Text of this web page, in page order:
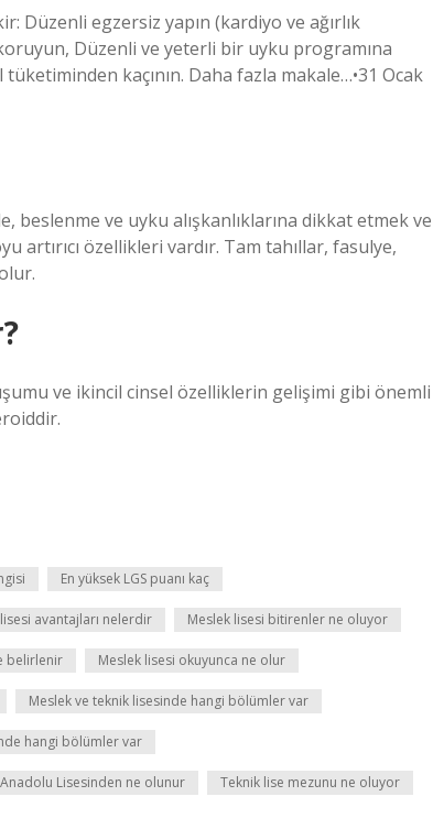
Düzenli egzersiz yapın (kardiyo ve ağırlık
Düzenli ve yeterli bir uyku programına
kaçının. Daha fazla makale…•31 Ocak
beslenme ve uyku alışkanlıklarına dikkat etmek ve
artırıcı özellikleri vardır. Tam tahıllar, fasulye,
ve ikincil cinsel özelliklerin gelişimi gibi önemli
En yüksek LGS puanı kaç
avantajları nelerdir Meslek lisesi bitirenler ne oluyor
belirlenir Meslek lisesi okuyunca ne olur
Meslek ve teknik lisesinde hangi bölümler var
hangi bölümler var
Lisesinden ne olunur Teknik lise mezunu ne oluyor